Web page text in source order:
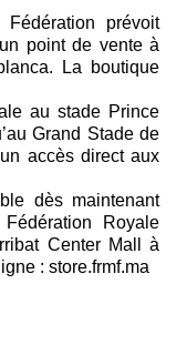
prévoit
pointde vente à
La boutique
au stade Prince
Grand Stade de
accès direct aux
dès maintenant
Royale
Center Mall à
: store.frmf.ma